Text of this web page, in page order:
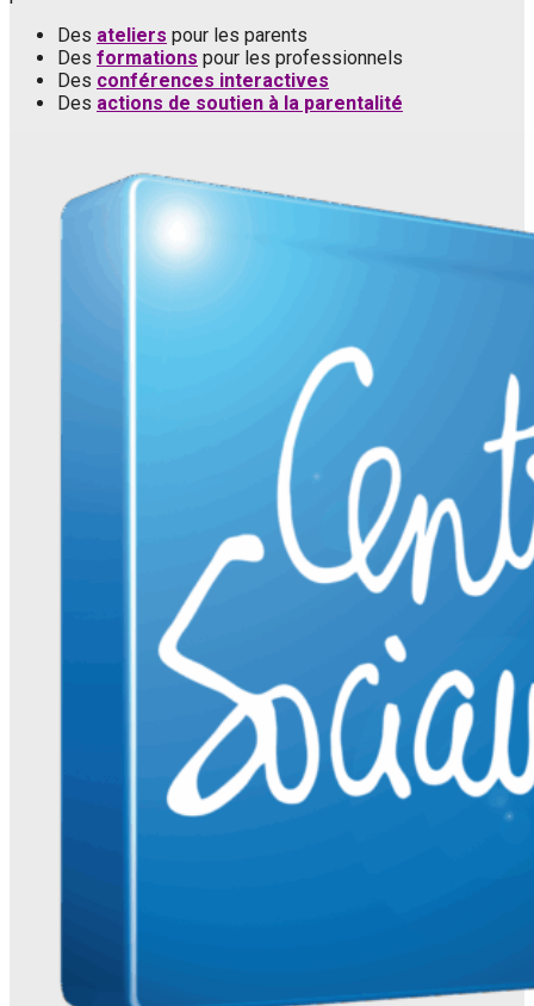
Des ateliers pour les parents
Des formations pour les professionnels
Des conférences interactives
Des actions de soutien à la parentalité